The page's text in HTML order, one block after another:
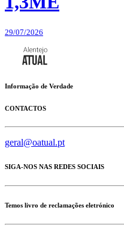
29/07/2026
Informação de Verdade
CONTACTOS
geral@oatual.pt
SIGA-NOS NAS REDES SOCIAIS
Temos livro de reclamações eletrónico